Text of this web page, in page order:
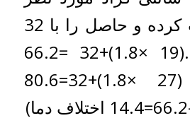
را در1.8 ضرب کرده و حاصل را با 32
جمع می کنیم.(19 ×1.8)+32 =66.2
فارنهایت و (27 ×1.8)+32=80.6